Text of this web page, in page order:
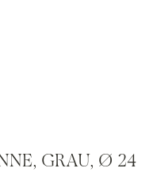
GRAU, Ø 24